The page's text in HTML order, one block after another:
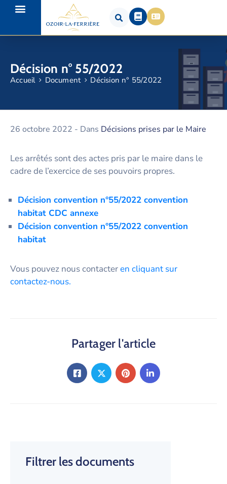
Décision n° 55/2022
Accueil Document Décision n° 55/2022
Filtrer les documents
26 octobre 2022 - Dans Décisions prises par le Maire
Les arrêtés sont des actes pris par le maire dans le
cadre de l’exercice de ses pouvoirs propres.
Décision convention n°55/2022 convention
habitat CDC annexe
Décision convention n°55/2022 convention
habitat
Vous pouvez nous contacteren cliquant sur
contactez-nous.
Partager l'article